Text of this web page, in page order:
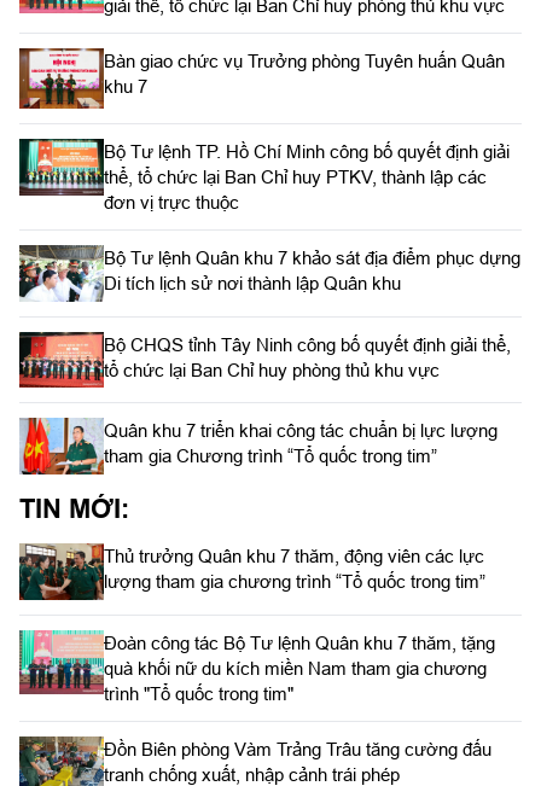
giải thể, tổ chức lại Ban Chỉ huy phòng thủ khu vực
Bàn giao chức vụ Trưởng phòng Tuyên huấn Quân
khu 7
Bộ Tư lệnh TP. Hồ Chí Minh công bố quyết định giải
thể, tổ chức lại Ban Chỉ huy PTKV, thành lập các
đơn vị trực thuộc
Bộ Tư lệnh Quân khu 7 khảo sát địa điểm phục dựng
Di tích lịch sử nơi thành lập Quân khu
Bộ CHQS tỉnh Tây Ninh công bố quyết định giải thể,
tổ chức lại Ban Chỉ huy phòng thủ khu vực
Quân khu 7 triển khai công tác chuẩn bị lực lượng
tham gia Chương trình “Tổ quốc trong tim”
TIN MỚI:
Thủ trưởng Quân khu 7 thăm, động viên các lực
lượng tham gia chương trình “Tổ quốc trong tim”
Đoàn công tác Bộ Tư lệnh Quân khu 7 thăm, tặng
quà khối nữ du kích miền Nam tham gia chương
trình "Tổ quốc trong tim"
Đồn Biên phòng Vàm Trảng Trâu tăng cường đấu
tranh chống xuất, nhập cảnh trái phép